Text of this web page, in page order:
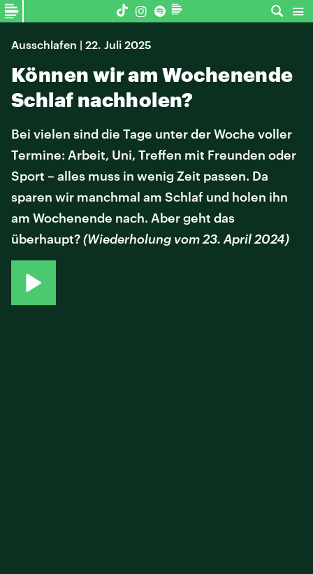
Ausschlafen | 22. Juli 2025
Können wir am Wochenende
Schlaf nachholen?
Bei vielen sind die Tage unter der Woche voller
Termine: Arbeit, Uni, Treffen mit Freunden oder
Sport – alles muss in wenig Zeit passen. Da
sparen wir manchmal am Schlaf und holen ihn
am Wochenende nach. Aber geht das
überhaupt?(Wiederholung vom 23. April 2024)